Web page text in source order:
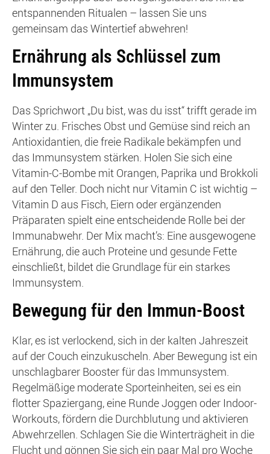
entspannenden Ritualen – lassen Sie uns
gemeinsam das Wintertief abwehren!
Ernährung als Schlüssel zum
Immunsystem
Das Sprichwort „Du bist, was du isst“ trifft gerade im
Winter zu. Frisches Obst und Gemüse sind reich an
Antioxidantien, die freie Radikale bekämpfen und
das Immunsystem stärken. Holen Sie sich eine
Vitamin-C-Bombe mit Orangen, Paprika und Brokkoli
auf den Teller. Doch nicht nur Vitamin C ist wichtig –
Vitamin D aus Fisch, Eiern oder ergänzenden
Präparaten spielt eine entscheidende Rolle bei der
Immunabwehr. Der Mix macht’s: Eine ausgewogene
Ernährung, die auch Proteine und gesunde Fette
einschließt, bildet die Grundlage für ein starkes
Immunsystem.
Bewegung für den Immun-Boost
Klar, es ist verlockend, sich in der kalten Jahreszeit
auf der Couch einzukuscheln. Aber Bewegung ist ein
unschlagbarer Booster für das Immunsystem.
Regelmäßige moderate Sporteinheiten, sei es ein
flotter Spaziergang, eine Runde Joggen oder Indoor-
Workouts, fördern die Durchblutung und aktivieren
Abwehrzellen. Schlagen Sie die Winterträgheit in die
Flucht und gönnen Sie sich ein paar Mal pro Woche